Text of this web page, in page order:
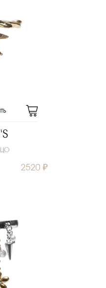
2520 ₽